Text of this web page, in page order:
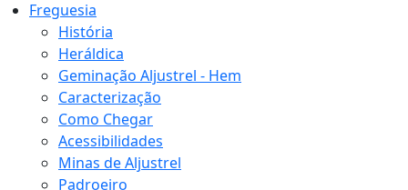
Freguesia
História
Heráldica
Geminação Aljustrel - Hem
Caracterização
Como Chegar
Acessibilidades
Minas de Aljustrel
Padroeiro